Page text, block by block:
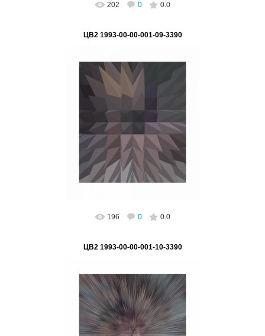
202 0 0.0
ЦВ2 1993-00-00-001-09-3390
02.03.2023
"Шипы ГЛОБАЛИЗАЦИИ" Серия "Цифра -
основа глобализации"
Подпись на картине: нет, возможно
поставить, Автор: Ви...
ВетВиктор
196 0 0.0
ЦВ2 1993-00-00-001-10-3390
02.03.2023
«"Большой взрыв" ГЛОБАЛИЗАЦИИ» Серия
"Цифра - основа глобализации"